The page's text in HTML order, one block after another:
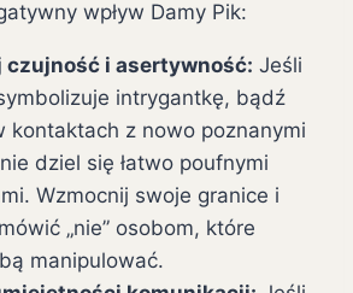
wpływ Damy Pik:
czujność i asertywność: Jeśli
intrygantkę, bądź
kontaktach z nowo poznanymi
dziel się łatwo poufnymi
Wzmocnij swoje granice i
„nie” osobom, które
manipulować.